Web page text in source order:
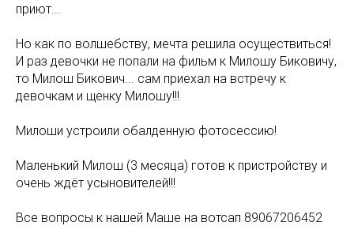
приют...
Но как по волшебству, мечта решила осуществиться!
И раз девочки не попали на фильм к Милошу Биковичу,
то Милош Бикович... сам приехал на встречу к
девочкам и щенку Милошу!!!
Милоши устроили обалденную фотосессию!
Маленький Милош (3 месяца) готов к пристройству и
очень ждёт усыновителей!!!
Все вопросы к нашей Маше на вотсап 89067206452